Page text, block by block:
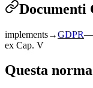
Documenti
implements→GDPR—
ex Cap. V
Questa